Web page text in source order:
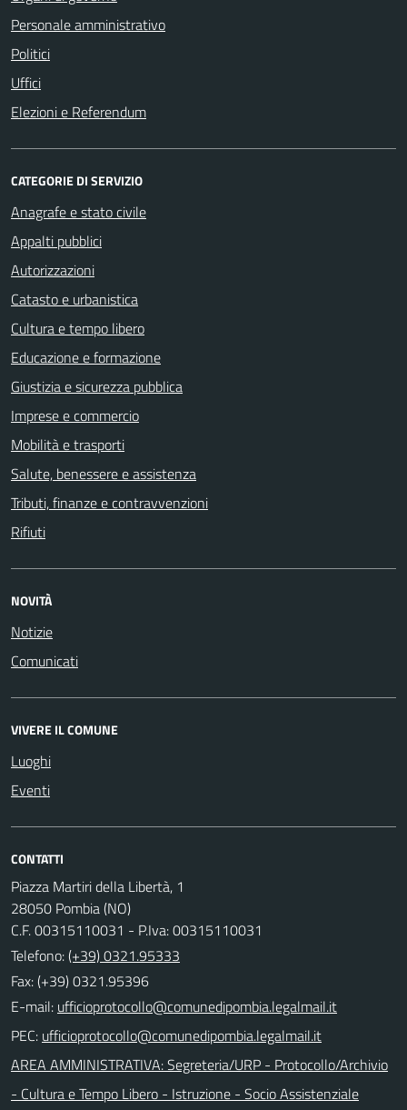
Personale amministrativo
Politici
Uffici
Elezioni e Referendum
CATEGORIE DI SERVIZIO
Anagrafe e stato civile
Appalti pubblici
Autorizzazioni
Catasto e urbanistica
Cultura e tempo libero
Educazione e formazione
Giustizia e sicurezza pubblica
Imprese e commercio
Mobilità e trasporti
Salute, benessere e assistenza
Tributi, finanze e contravvenzioni
Rifiuti
NOVITÀ
Notizie
Comunicati
VIVERE IL COMUNE
Luoghi
Eventi
CONTATTI
Piazza Martiri della Libertà, 1
28050 Pombia (NO)
C.F. 00315110031 - P.Iva: 00315110031
Telefono:(+39) 0321.95333
Fax: (+39) 0321.95396
E-mail:
PEC:
AREA AMMINISTRATIVA: Segreteria/URP - Protocollo/Archivio
- Cultura e Tempo Libero - Istruzione - Socio Assistenziale